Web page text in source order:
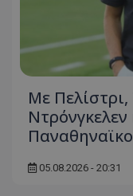
Με
05.08.2026 - 20:31